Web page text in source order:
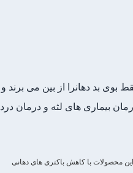
بد دهانرا از بین می برند و
بیماری های لثه و درمان درد
محصولات با کاهش باکتری های دهانی